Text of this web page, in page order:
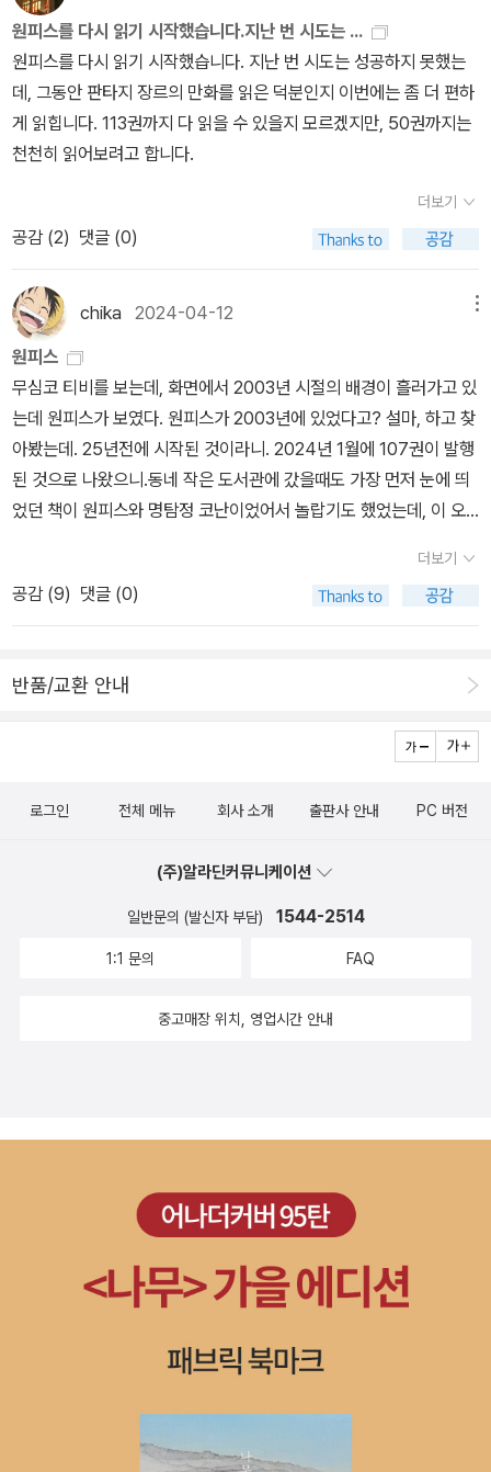
움이 있는 것 같습니다. 25년을 안 친하게 지냈기에 몰아보는 운이
주어진 것 같습니다. 작가가 마츠모토 타이요를 좋아한다고 하는데,
아주 자세하게는 모르지만 구성도 탄탄하고 만화 내 여러 요소들이
잘 들어맞는 편입니다. 그래서 전 세계에서 이렇게 오랜 기간 동안 인
기가 있는 거겠지요. 해마다 극장판도 나오고. 트랜스휴머니즘과 판
타지 요소에 수많은 결투 장면과 죽음들, 여성의 몸이 나오는 컷 등 불
편한 요소는 많지만 이를 상쇄할 만한 미지의 세계에 대한 모험과 인
류의 가치를 지키고 자신을 연마하고 동료를 소중하게 여기는 등의
젠가는 작가의 의도와 인기를 얻은 이유를 찾아볼 수도 있겠습니다
만, 어느 순간 결투에서 루피네 팀이 이기기를 응원하고 이기면 그것
으로 마무리되고 다음 단계로 나가는게 불편한 점도 있습니다. 로빈
을 지킨 거인족, 오하라의 학자들 편에서는 인류의 유산에 대한 고찰
이 나오고 정치 세력들의 구도와 갈등으로 벌어진 일들도 나오긴 합
니다. 그런데, 이 만화에서 그런 것까지 찾으면 안되겠다는 결론을 내
렸습니다. 책이 113권이나 츨간됐고 큰 인기를 오래도록 얻고 있는
만화이지만, 이 만화 외에도 아주 다양한 만화가 있고, 세상에는 만화
원피스를 다시 읽기 시작했습니다.지난 번 시도는 ...
원피스를 다시 읽기 시작했습니다. 지난 번 시도는 성공하지 못했는
데, 그동안 판타지 장르의 만화를 읽은 덕분인지 이번에는 좀 더 편하
게 읽힙니다. 113권까지 다 읽을 수 있을지 모르겠지만, 50권까지는
천천히 읽어보려고 합니다.
더보기
공감 (2) 댓글 (0)
chika 2024-04-12
원피스
무심코 티비를 보는데, 화면에서 2003년 시절의 배경이 흘러가고 있
는데 원피스가 보였다. 원피스가 2003년에 있었다고? 설마, 하고 찾
아봤는데. 25년전에 시작된 것이라니. 2024년 1월에 107권이 발행
된 것으로 나왔으니.동네 작은 도서관에 갔을때도 가장 먼저 눈에 띄
었던 책이 원피스와 명탐정 코난이었어서 놀랍기도 했었는데, 이 오
연재될꺼라 생각을 못하고 한권씩 사 모으던 원피스는 몇권까지 사두
었는지 기억에 없다. 한동안 안볼 것 같아서 래핑도 뜯지 않고 진열해
두다가 결국 라면박스안에 라면처럼 찡겨져 구석으로 밀려난 이후 책
고 있다. 원피스는 그렇게 우리집에서 골동품이 되어가고 있을 뿐....
더보기
공감 (9) 댓글 (0)
반품/교환 안내
로그인 전체 메뉴 회사 소개 출판사 안내 PC 버전
(주)알라딘커뮤니케이션
일반문의 (발신자 부담) 1544-2514
1:1 문의 FAQ
중고매장 위치, 영업시간 안내